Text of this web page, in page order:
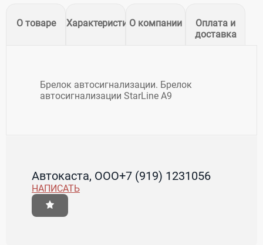
О товаре ХарактеристикиО компании
Оплата и
доставка
Брелок автосигнализации. Брелок
автосигнализации StarLine A9
Автокаста, ООО+7 (919) 1231056
НАПИСАТЬ